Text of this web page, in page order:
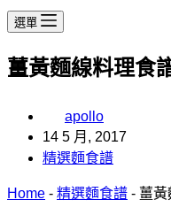
選單
薑黃麵線料理食
apollo
14 5 月, 2017
精選麵食譜
Home - 精選麵食譜 - 薑黃